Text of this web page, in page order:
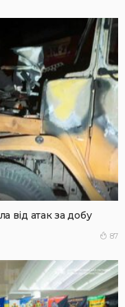
від атак за добу
87